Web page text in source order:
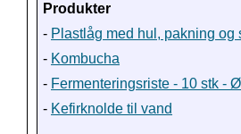
Produkter
- Plastlåg med hul, pakning
- Kombucha
- Fermenteringsriste - 10 stk -
- Kefirknolde til vand